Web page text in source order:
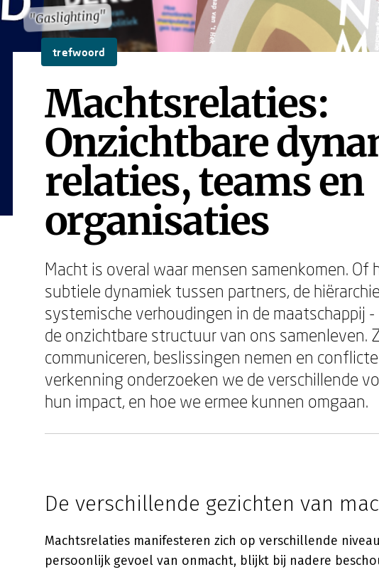
"Gaslighting"
"Gaslighting"
trefwoord
Machtsrelaties:
Onzichtbare
relaties, teams en
organisaties
Macht is overal waar mensen samenkomen. Of
subtiele dynamiek tussen partners, de
systemische verhoudingen in de maatschappij
de onzichtbare structuur van ons samenleven.
communiceren, beslissingen nemen en
verkenning onderzoeken we de verschillende
hun impact, en hoe we ermee kunnen omgaan.
De verschillende gezichten van
Machtsrelaties manifesteren zich op verschillende
persoonlijk gevoel van onmacht, blijkt bij nadere